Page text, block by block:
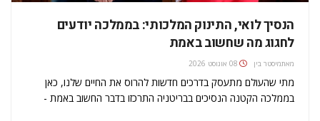
הנסיך לואי, התינוק המלכותי: בממלכה יודעים
לחגוג מה שחשוב באמת
מאתמיסטר בין 08 אוגוסט 2026
מתי שהעולם מתעסק בדרכים חדשות להרוס את החיים שלנו, כאן
בממלכה הקטנה הנסיכים בבריטניה התרכזו בדבר החשוב באמת -